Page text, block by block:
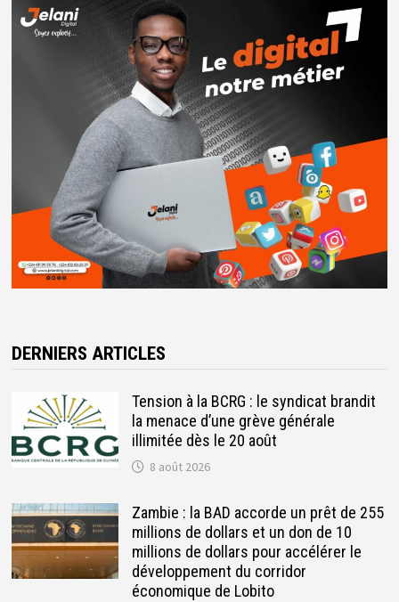
DERNIERS ARTICLES
Tension à la BCRG : le syndicat brandit
la menace d’une grève générale
illimitée dès le 20 août
8 août 2026
Zambie : la BAD accorde un prêt de 255
millions de dollars et un don de 10
millions de dollars pour accélérer le
développement du corridor
économique de Lobito